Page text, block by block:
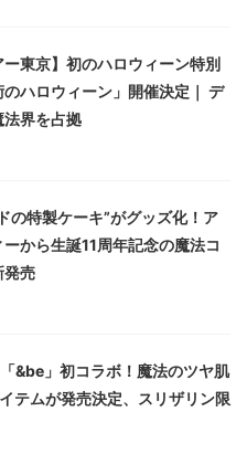
ー東京】初のハロウィーン特別
ハロウィーン」開催決定｜ デ
法界を占拠
の特製ケーキ”がグッズ化！ア
から生誕11周年記念の魔法コ
発売
&be」初コラボ！魔法のツヤ肌
テムが発売決定、スリザリン限